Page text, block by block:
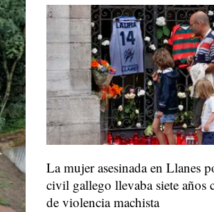
La mujer asesinada en Llanes
civil gallego llevaba siete años
de violencia machista